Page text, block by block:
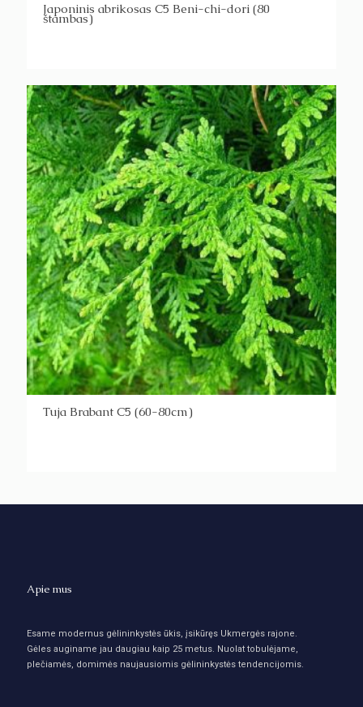
Japoninis abrikosas C5 Beni-chi-dori (80
štambas)
Tuja Brabant C5 (60-80cm)
Apie mus
Esame modernus gėlininkystės ūkis, įsikūręs Ukmergės rajone.
Gėles auginame jau daugiau kaip 25 metus. Nuolat tobulėjame,
plečiamės, domimės naujausiomis gėlininkystės tendencijomis.